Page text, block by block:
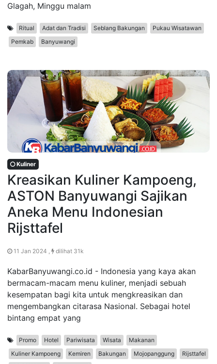
Glagah, Minggu malam
Ritual Adat dan Tradisi Seblang Bakungan
Pukau Wisatawan
Pemkab
Banyuwangi
Kuliner
Kreasikan Kuliner Kampoeng,
ASTON Banyuwangi Sajikan
Aneka Menu Indonesian
Rijsttafel
11 Jan 2024 , dilihat 31k
KabarBanyuwangi.co.id - Indonesia yang kaya akan
bermacam-macam menu kuliner, menjadi sebuah
kesempatan bagi kita untuk mengkreasikan dan
mengembangkan citarasa Nasional. Sebagai hotel
bintang empat yang
Promo Hotel Pariwisata Wisata
Makanan
Kuliner Kampoeng
Kemiren Bakungan Mojopanggung
Rijsttafel